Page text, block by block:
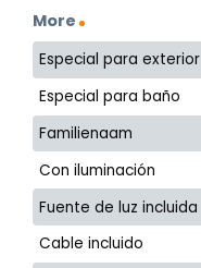
More
Especial para exterior
Especial para baño
Familienaam
Con iluminación
Fuente de luz incluida
Cable incluido